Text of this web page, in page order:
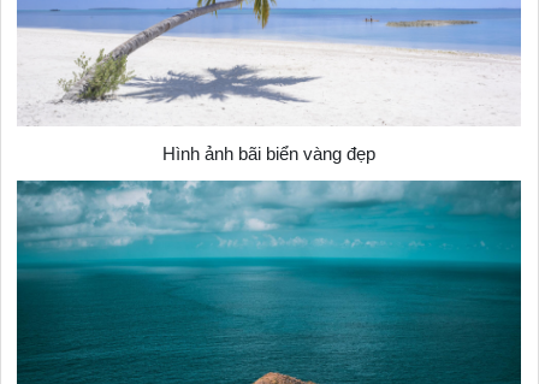
Hình ảnh bãi biển vàng đẹp